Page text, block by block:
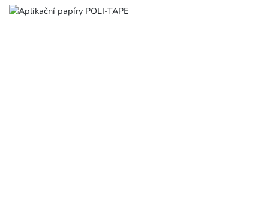
Slide 1 of 1